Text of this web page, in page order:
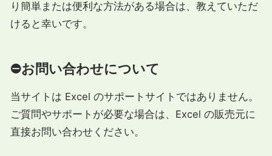
り簡単または便利な方法がある場合は、教えていただ
けると幸いです。
⛔お問い合わせについて
当サイトは Excel のサポートサイトではありません。
ご質問やサポートが必要な場合は、Excel の販売元に
直接お問い合わせください。